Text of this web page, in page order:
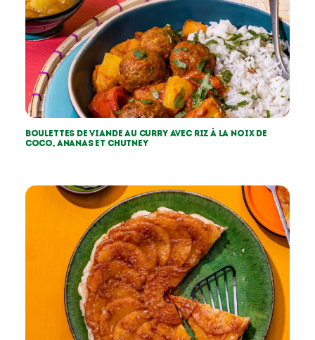
Boulettes de viande au curry avec riz à la noix de
coco, ananas et chutney